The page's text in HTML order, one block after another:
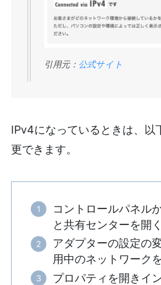
引用元： 公式サイト
IPv4になっているときは、以
更できます。
コントロールパネル
と共有センターを開く
アダプターの設定の
用中のネットワーク
プロパティを開きイ